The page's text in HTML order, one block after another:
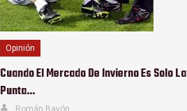
Opinión
Cuando El Mercado De Invierno Es Solo La
Punta…
Román Bayón